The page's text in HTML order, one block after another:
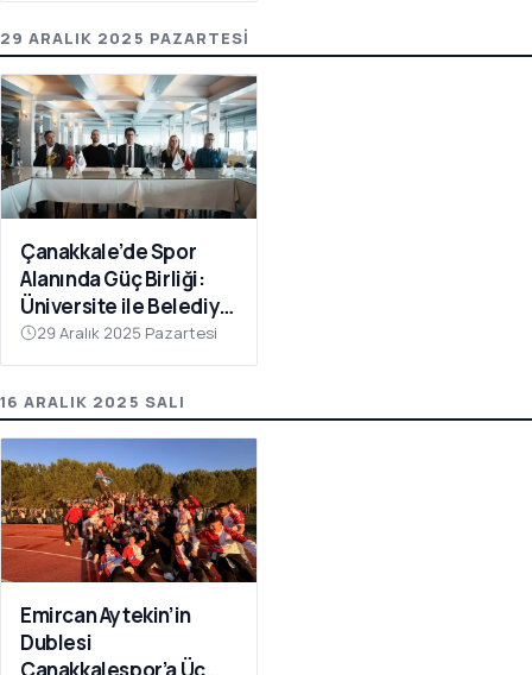
29 ARALIK 2025 PAZARTESI
Çanakkale’de Spor
Alanında Güç Birliği:
Üniversite ile Belediye
Kulüpleri İş Birliği Yaptı
29 Aralık 2025 Pazartesi
16 ARALIK 2025 SALI
Emircan Aytekin’in
Dublesi
Çanakkalespor’a Üç